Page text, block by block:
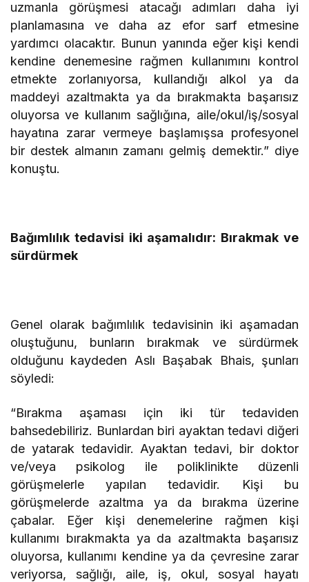
uzmanla görüşmesi atacağı adımları daha iyi
planlamasına ve daha az efor sarf etmesine
yardımcı olacaktır. Bunun yanında eğer kişi kendi
kendine denemesine rağmen kullanımını kontrol
etmekte zorlanıyorsa, kullandığı alkol ya da
maddeyi azaltmakta ya da bırakmakta başarısız
oluyorsa ve kullanım sağlığına, aile/okul/iş/sosyal
hayatına zarar vermeye başlamışsa profesyonel
bir destek almanın zamanı gelmiş demektir.” diye
konuştu.
Bağımlılık tedavisi iki aşamalıdır: Bırakmak ve
sürdürmek
Genel olarak bağımlılık tedavisinin iki aşamadan
oluştuğunu, bunların bırakmak ve sürdürmek
olduğunu kaydeden Aslı Başabak Bhais, şunları
söyledi:
“Bırakma aşaması için iki tür tedaviden
bahsedebiliriz. Bunlardan biri ayaktan tedavi diğeri
de yatarak tedavidir. Ayaktan tedavi, bir doktor
ve/veya psikolog ile poliklinikte düzenli
görüşmelerle yapılan tedavidir. Kişi bu
görüşmelerde azaltma ya da bırakma üzerine
çabalar. Eğer kişi denemelerine rağmen kişi
kullanımı bırakmakta ya da azaltmakta başarısız
oluyorsa, kullanımı kendine ya da çevresine zarar
veriyorsa, sağlığı, aile, iş, okul, sosyal hayatı